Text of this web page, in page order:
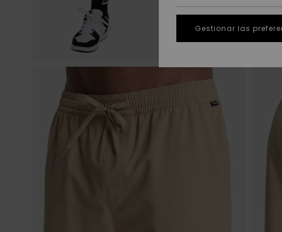
Gestionar las